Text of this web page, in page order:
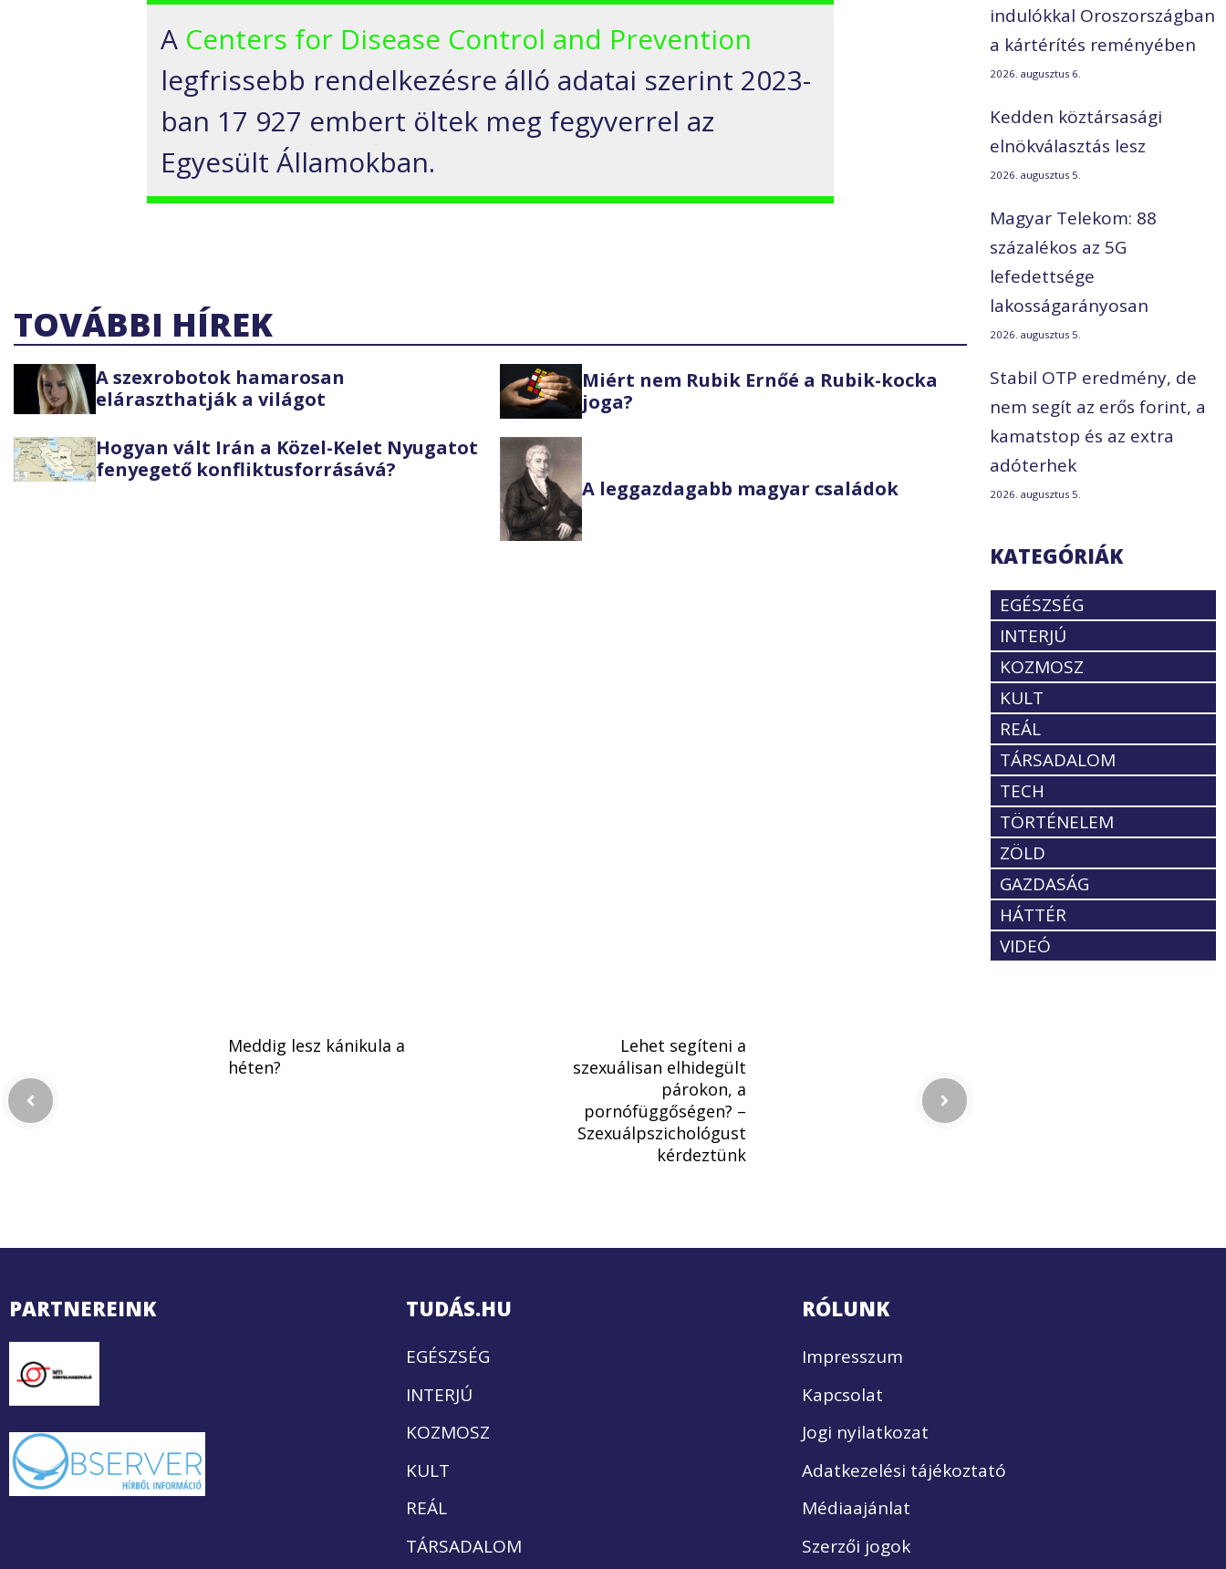
A Centers for Disease Control and Prevention
legfrissebb rendelkezésre álló adatai szerint 2023-
ban 17 927 embert öltek meg fegyverrel az
Egyesült Államokban.
TOVÁBBI HÍREK
A szexrobotok hamarosan
eláraszthatják a világot
Miért nem Rubik Ernőé a Rubik-kocka
joga?
Hogyan vált Irán a Közel-Kelet Nyugatot
fenyegető konfliktusforrásává?
A leggazdagabb magyar családok
indulókkal Oroszországban
a kártérítés reményében
2026. augusztus 6.
Kedden köztársasági
elnökválasztás lesz
2026. augusztus 5.
Magyar Telekom: 88
százalékos az 5G
lefedettsége
lakosságarányosan
2026. augusztus 5.
Stabil OTP eredmény, de
nem segít az erős forint, a
kamatstop és az extra
adóterhek
2026. augusztus 5.
KATEGÓRIÁK
EGÉSZSÉG
INTERJÚ
KOZMOSZ
KULT
REÁL
TÁRSADALOM
TECH
TÖRTÉNELEM
ZÖLD
GAZDASÁG
HÁTTÉR
VIDEÓ
Meddig lesz kánikula a
héten?
Lehet segíteni a
szexuálisan elhidegült
párokon, a
pornófüggőségen? –
Szexuálpszichológust
kérdeztünk
PARTNEREINK TUDÁS.HU
EGÉSZSÉG
INTERJÚ
KOZMOSZ
KULT
REÁL
TÁRSADALOM
RÓLUNK
Impresszum
Kapcsolat
Jogi nyilatkozat
Adatkezelési tájékoztató
Médiaajánlat
Szerzői jogok